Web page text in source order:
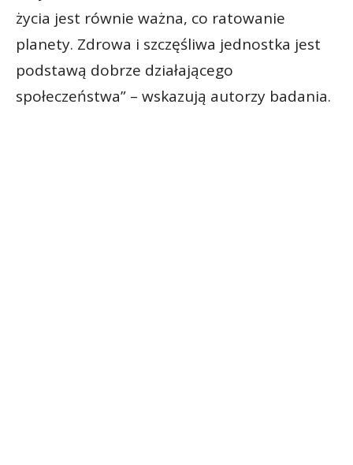
życia jest równie ważna, co ratowanie
planety. Zdrowa i szczęśliwa jednostka jest
podstawą dobrze działającego
społeczeństwa” – wskazują autorzy badania.